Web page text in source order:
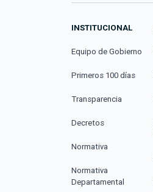
INSTITUCIONAL
Equipo de Gobierno
Primeros 100 días
Transparencia
Decretos
Normativa
Normativa
Departamental